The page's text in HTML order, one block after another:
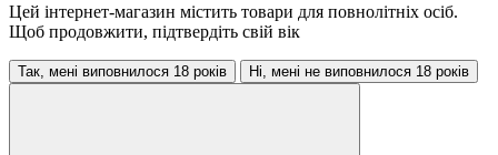
Цей інтернет-магазин містить товари для повнолітніх осіб.
Щоб продовжити, підтвердіть свій вік
Так, мені виповнилося 18 років Ні, мені не виповнилося 18 років